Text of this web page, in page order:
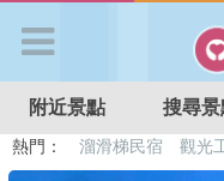
APP登入
附近景點 搜尋景
熱門： 溜滑梯民宿 觀光
特色遊戲場
親子住房優惠